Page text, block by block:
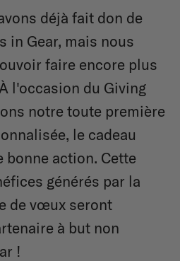
déjà fait don de
in Gear, mais nous
faire encore plus
l'occasion du Giving
notre toute première
le cadeau
bonne action. Cette
générés par la
de vœux seront
à but non
!